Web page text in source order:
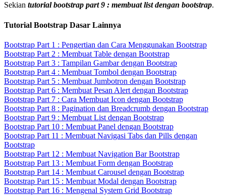
Sekian tutorial bootstrap part 9 : membuat list dengan bootstrap.
Tutorial Bootstrap Dasar Lainnya
Bootstrap Part 1 : Pengertian dan Cara Menggunakan Bootstrap
Bootstrap Part 2 : Membuat Table dengan Bootstrap
Bootstrap Part 3 : Tampilan Gambar dengan Bootstrap
Bootstrap Part 4 : Membuat Tombol dengan Bootstrap
Bootstrap Part 5 : Membuat Jumbotron dengan Bootstrap
Bootstrap Part 6 : Membuat Pesan Alert dengan Bootstrap
Bootstrap Part 7 : Cara Membuat Icon dengan Bootstrap
Bootstrap Part 8 : Pagination dan Breadcrumb dengan Bootstrap
Bootstrap Part 9 : Membuat List dengan Bootstrap
Bootstrap Part 10 : Membuat Panel dengan Bootstrap
Bootstrap Part 11 : Membuat Navigasi Tabs dan Pills dengan
Bootstrap
Bootstrap Part 12 : Membuat Navigation Bar Bootstrap
Bootstrap Part 13 : Membuat Form dengan Bootstrap
Bootstrap Part 14 : Membuat Carousel dengan Bootstrap
Bootstrap Part 15 : Membuat Modal dengan Bootstrap
Bootstrap Part 16 : Mengenal System Grid Bootstrap